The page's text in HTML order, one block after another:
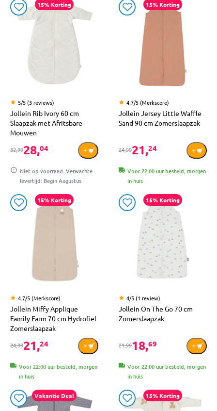
15% Korting
5/5 (3 reviews)
Jollein Rib Ivory 60 cm
Slaapzak met Afritsbare
Mouwen
32,9928,04
Niet op voorraad. Verwachte
levertijd: Begin Augustus
15% Korting
4.7/5 (Merkscore)
Jollein Jersey Little Waffle
Sand 90 cm Zomerslaapzak
24,9921,24
Voor 22:00 uur besteld, morgen
in huis
15% Korting
4.7/5 (Merkscore)
Jollein Miffy Applique
Family Farm 70 cm Hydrofiel
Zomerslaapzak
24,9921,24
Voor 22:00 uur besteld, morgen
in huis
15% Korting
4/5 (1 review)
Jollein On The Go 70 cm
Zomerslaapzak
21,9918,69
Voor 22:00 uur besteld, morgen
in huis
Vakantie Deal 15% Korting